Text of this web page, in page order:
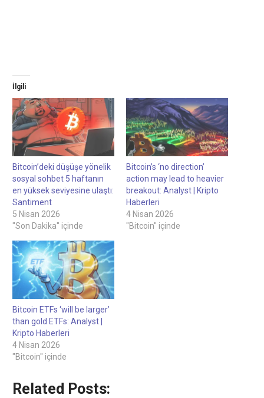
İlgili
Bitcoin’deki düşüşe yönelik
sosyal sohbet 5 haftanın
en yüksek seviyesine ulaştı:
Santiment
5 Nisan 2026
"Son Dakika" içinde
Bitcoin’s ‘no direction’
action may lead to heavier
breakout: Analyst | Kripto
Haberleri
4 Nisan 2026
"Bitcoin" içinde
Bitcoin ETFs ‘will be larger’
than gold ETFs: Analyst |
Kripto Haberleri
4 Nisan 2026
"Bitcoin" içinde
Related Posts: